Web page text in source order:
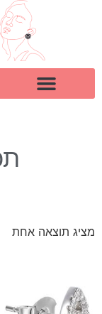
מציג תוצאה אחת